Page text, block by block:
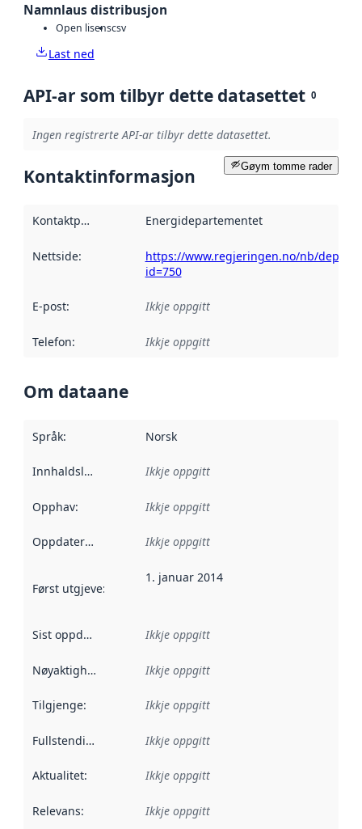
Namnlaus distribusjon
Open lisenscsv
Last ned
API-ar som tilbyr dette datasettet 0
Ingen registrerte API-ar tilbyr dette datasettet.
Gøym tomme rader
Kontaktinformasjon
Kontaktpunkt Energidepartementet
Nettside:
https://www.regjeringen.no/nb/dep/
id=750
E-post: Ikkje oppgitt
Telefon: Ikkje oppgitt
Om dataane
Språk: Norsk
Innhaldsleverandørar :
Ikkje oppgitt
Opphav: Ikkje oppgitt
Oppdateringsfrekvens :
Ikkje oppgitt
Først utgjeve: Denne datoen seier når dataa i dette
1. januar 2014
Sist oppdatert Ikkje oppgitt
Nøyaktigheit Ikkje oppgitt
Tilgjenge: Ikkje oppgitt
Fullstendigheit Ikkje oppgitt
Aktualitet: Ikkje oppgitt
Relevans: Ikkje oppgitt